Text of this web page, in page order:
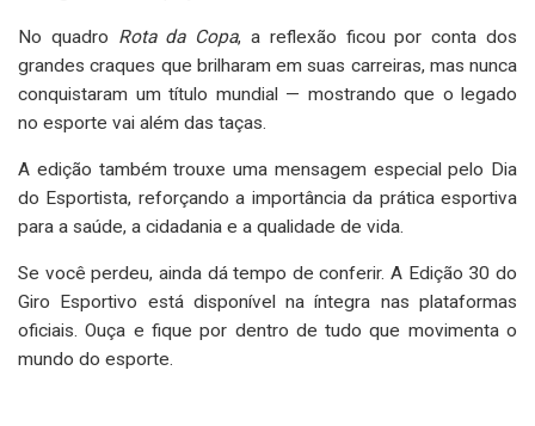
No quadro Rota da Copa, a reflexão ficou por conta dos
grandes craques que brilharam em suas carreiras, mas nunca
conquistaram um título mundial — mostrando que o legado
no esporte vai além das taças.
A edição também trouxe uma mensagem especial pelo Dia
do Esportista, reforçando a importância da prática esportiva
para a saúde, a cidadania e a qualidade de vida.
Se você perdeu, ainda dá tempo de conferir. A Edição 30 do
Giro Esportivo está disponível na íntegra nas plataformas
oficiais. Ouça e fique por dentro de tudo que movimenta o
mundo do esporte.